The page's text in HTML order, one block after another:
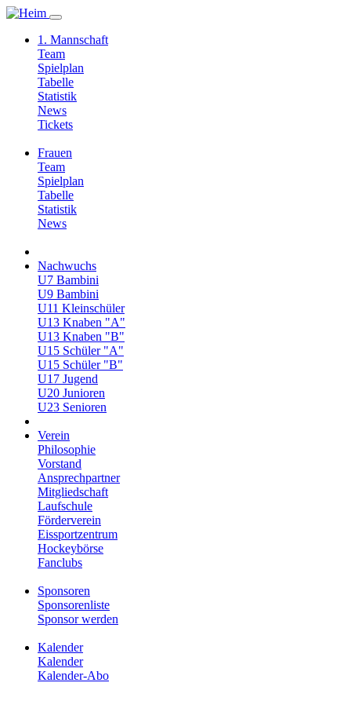
1. Mannschaft
Team
Spielplan
Tabelle
Statistik
News
Tickets
Frauen
Team
Spielplan
Tabelle
Statistik
News
Nachwuchs
U7 Bambini
U9 Bambini
U11 Kleinschüler
U13 Knaben "A"
U13 Knaben "B"
U15 Schüler "A"
U15 Schüler "B"
U17 Jugend
U20 Junioren
U23 Senioren
Verein
Philosophie
Vorstand
Ansprechpartner
Mitgliedschaft
Laufschule
Förderverein
Eissportzentrum
Hockeybörse
Fanclubs
Sponsoren
Sponsorenliste
Sponsor werden
Kalender
Kalender
Kalender-Abo